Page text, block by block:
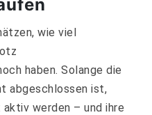
wie viel
haben. Solange die
abgeschlossen ist,
werden – und ihre